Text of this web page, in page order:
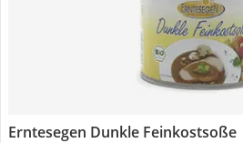
Erntesegen Dunkle Feinkostsoße